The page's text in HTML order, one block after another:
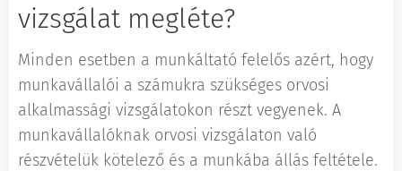
vizsgálat megléte?
Minden esetben a munkáltató felelős azért, hogy
munkavállalói a számukra szükséges orvosi
alkalmassági vizsgálatokon részt vegyenek. A
munkavállalóknak orvosi vizsgálaton való
részvételük kötelező és a munkába állás feltétele.